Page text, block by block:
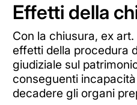
Effetti della
Con la chiusura, ex
effetti della procedura
giudiziale sul
conseguenti
decadere gli organi